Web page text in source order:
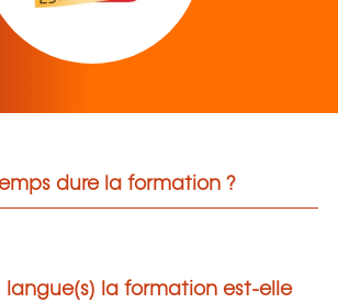
dure la formation ?
langue(s) la formation est-elle